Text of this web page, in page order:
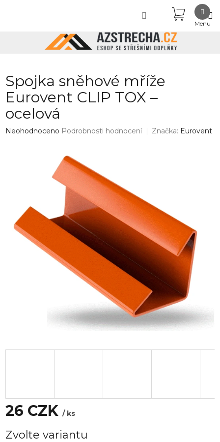
KOŠÍK
Spojka sněhové mříže
Eurovent CLIP TOX –
ocelová
Průměrné
Neohodnoceno Podrobnosti hodnocení Značka: Eurovent
26 CZK/ ks
cena:
Zvolte variantu